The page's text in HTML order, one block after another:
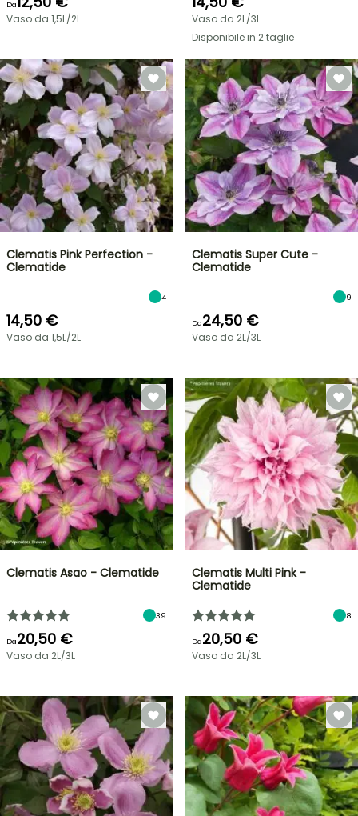
Da
Vaso da 1,5L/2L
Vaso da 2L/3L
Disponibile in 2 taglie
Clematis Pink Perfection -
Clematide
4
14,50 €
Vaso da 1,5L/2L
Clematis Super Cute -
Clematide
9
Da24,50 €
Vaso da 2L/3L
Clematis Asao - Clematide
39
Da20,50 €
Vaso da 2L/3L
Clematis Multi Pink -
Clematide
8
Da20,50 €
Vaso da 2L/3L